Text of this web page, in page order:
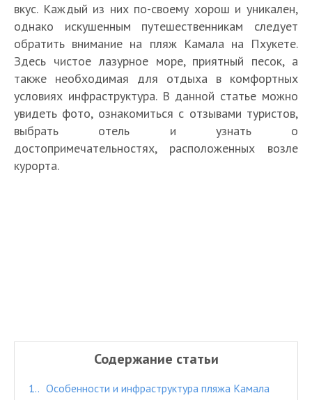
вкус. Каждый из них по-своему хорош и уникален,
однако искушенным путешественникам следует
обратить внимание на пляж Камала на Пхукете.
Здесь чистое лазурное море, приятный песок, а
также необходимая для отдыха в комфортных
условиях инфраструктура. В данной статье можно
увидеть фото, ознакомиться с отзывами туристов,
выбрать отель и узнать о
достопримечательностях, расположенных возле
курорта.
Содержание статьи
1.
Особенности и инфраструктура пляжа Камала